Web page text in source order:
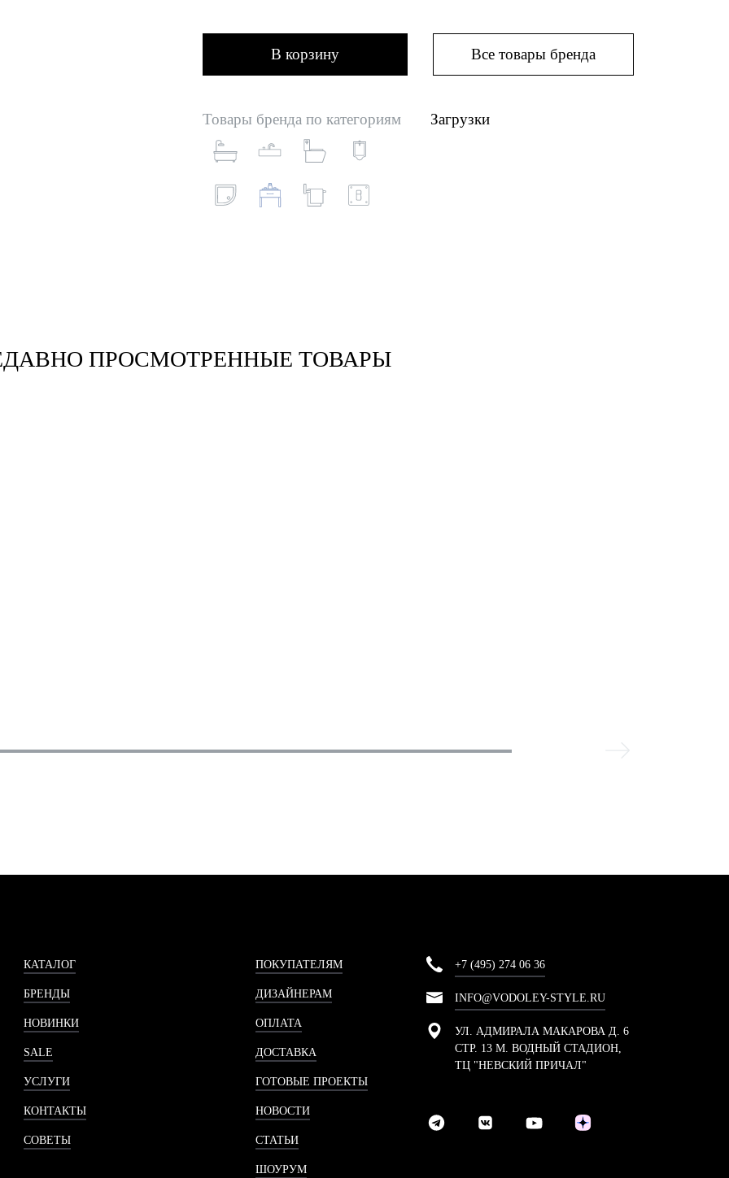
В корзину Все товары бренда
Товары бренда по категориям Загрузки
ПРОСМОТРЕННЫЕ ТОВАРЫ
КАТАЛОГ
БРЕНДЫ
НОВИНКИ
SALE
УСЛУГИ
КОНТАКТЫ
СОВЕТЫ
ПОКУПАТЕЛЯМ
ДИЗАЙНЕРАМ
ОПЛАТА
ДОСТАВКА
ГОТОВЫЕ ПРОЕКТЫ
НОВОСТИ
СТАТЬИ
ШОУРУМ
+7 (495) 274 06 36
INFO@VODOLEY-STYLE.RU
УЛ. АДМИРАЛА МАКАРОВА Д. 6
СТР. 13 М. ВОДНЫЙ СТАДИОН,
ТЦ "НЕВСКИЙ ПРИЧАЛ"